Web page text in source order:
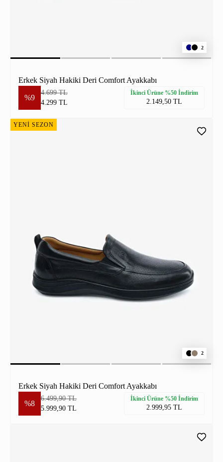
2
Erkek Siyah Hakiki Deri Comfort Ayakkabı
%9
4.699 TL
4.299 TL
İkinci Ürüne %50 İndirim
2.149,50 TL
YENİ SEZON
2
Erkek Siyah Hakiki Deri Comfort Ayakkabı
%8
6.499,90 TL
5.999,90 TL
İkinci Ürüne %50 İndirim
2.999,95 TL